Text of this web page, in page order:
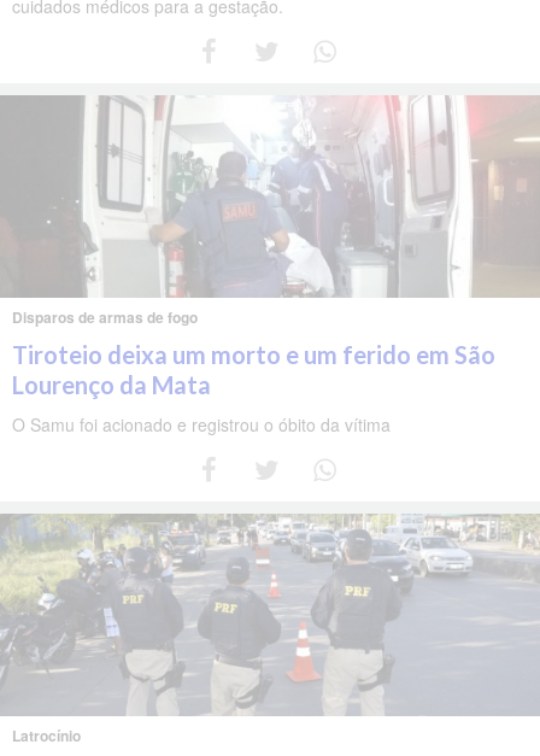
cuidados médicos para a gestação.
Disparos de armas de fogo
Tiroteio deixa um morto e um ferido em São
Lourenço da Mata
O Samu foi acionado e registrou o óbito da vítima
Latrocínio